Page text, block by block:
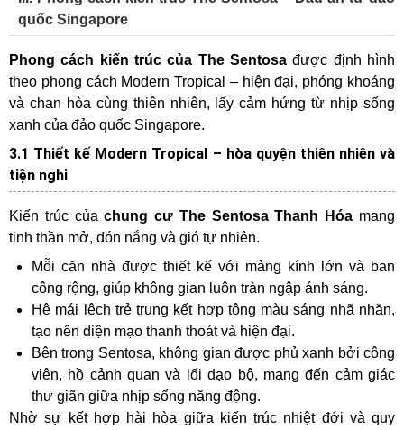
quốc Singapore
Phong cách kiến trúc của The Sentosa được định hình
theo phong cách Modern Tropical – hiện đại, phóng khoáng
và chan hòa cùng thiên nhiên, lấy cảm hứng từ nhịp sống
xanh của đảo quốc Singapore.
3.1 Thiết kế Modern Tropical – hòa quyện thiên nhiên và
tiện nghi
Kiến trúc củachung cư The Sentosa Thanh Hóa mang
tinh thần mở, đón nắng và gió tự nhiên.
Mỗi căn nhà được thiết kế với mảng kính lớn và ban
công rộng, giúp không gian luôn tràn ngập ánh sáng.
Hệ mái lệch trẻ trung kết hợp tông màu sáng nhã nhặn,
tạo nên diện mạo thanh thoát và hiện đại.
Bên trong Sentosa, không gian được phủ xanh bởi công
viên, hồ cảnh quan và lối dạo bộ, mang đến cảm giác
thư giãn giữa nhịp sống năng động.
Nhờ sự kết hợp hài hòa giữa kiến trúc nhiệt đới và quy